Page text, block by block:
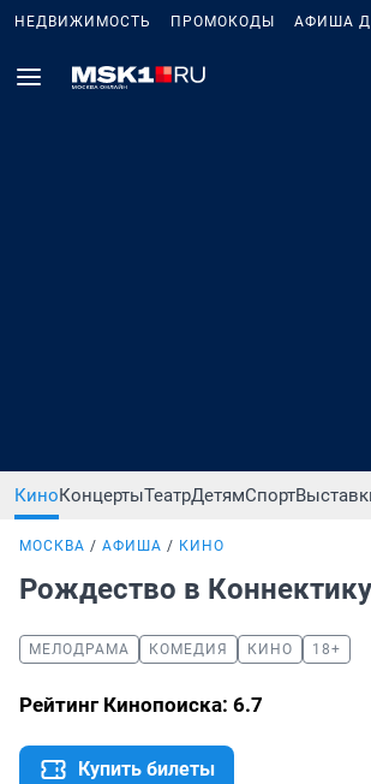
НЕДВИЖИМОСТЬ ПРОМОКОДЫ АФИША
КиноКонцертыТеатрДетямСпорт
МОСКВА АФИША КИНО
Рождество в
МЕЛОДРАМА КОМЕДИЯ КИНО 18+
Рейтинг Кинопоиска: 6.7
Купить билеты